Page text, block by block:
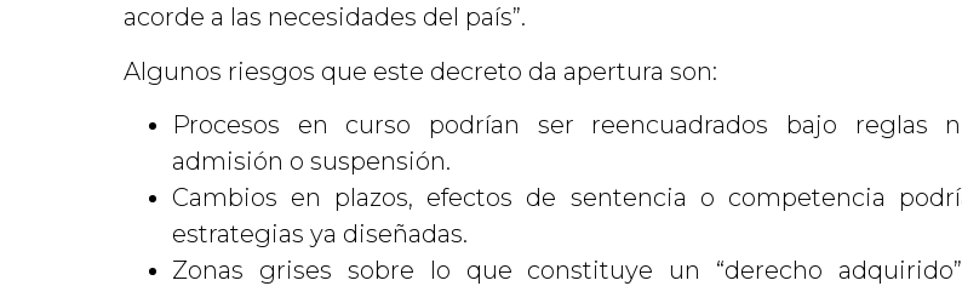
acorde a las necesidades del país”.
Algunos riesgos que este decreto da apertura son:
Procesos en curso podrían ser reencuadrados bajo reglas
admisión o suspensión.
Cambios en plazos, efectos de sentencia o competencia
estrategias ya diseñadas.
Zonas grises sobre lo que constituye un “derecho